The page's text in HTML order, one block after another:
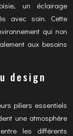
un éclairage
avec soin. Cette
qui non
aux besoins
design
piliers essentiels
une atmosphère
les différents